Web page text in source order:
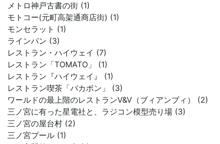
メトロ神戸古書の街 (1)
モトコー(元町高架通商店街) (1)
モンセラット (1)
ラインパン (3)
レストラン・ハイウェイ (7)
レストラン「TOMATO」 (1)
レストラン『ハイウェイ』 (1)
レストラン喫茶「バカボン」 (3)
ワールドの最上階のレストランV&V（ブィアンブィ） (2)
三ノ宮に有った星電社と、ラジコン模型売り場 (3)
三ノ宮の屋台村 (2)
三ノ宮プール (1)